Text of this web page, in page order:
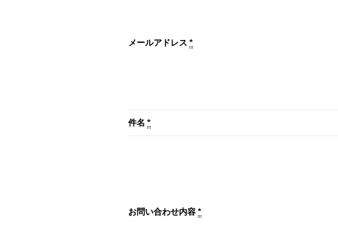
メールアドレス *
件名 *
お問い合わせ内容 *